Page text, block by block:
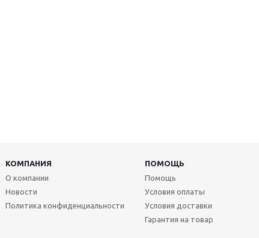
КОМПАНИЯ ПОМОЩЬ
О компании
Новости
Политика конфиденциальности
Помощь
Условия оплаты
Условия доставки
Гарантия на товар